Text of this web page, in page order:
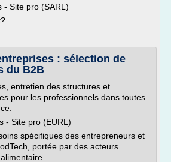
- Site pro (SARL)
: sélection de
du B2B
entretien des structures et
pour les professionnels dans toutes
- Site pro (EURL)
spécifiques des entrepreneurs et
portée par des acteurs